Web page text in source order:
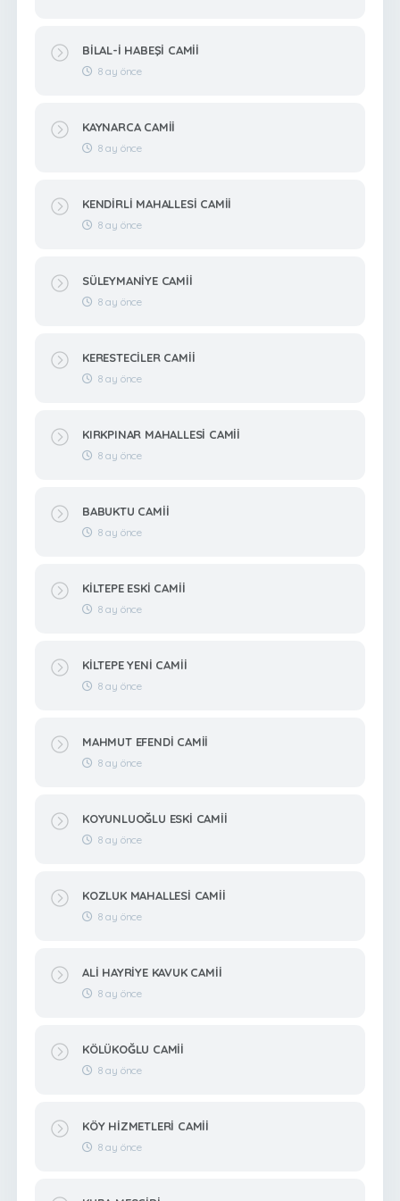
BİLAL-İ HABEŞİ CAMİİ
8 ay önce
KAYNARCA CAMİİ
8 ay önce
KENDİRLİ MAHALLESİ CAMİİ
8 ay önce
SÜLEYMANİYE CAMİİ
8 ay önce
KERESTECİLER CAMİİ
8 ay önce
KIRKPINAR MAHALLESİ CAMİİ
8 ay önce
BABUKTU CAMİİ
8 ay önce
KİLTEPE ESKİ CAMİİ
8 ay önce
KİLTEPE YENİ CAMİİ
8 ay önce
MAHMUT EFENDİ CAMİİ
8 ay önce
KOYUNLUOĞLU ESKİ CAMİİ
8 ay önce
KOZLUK MAHALLESİ CAMİİ
8 ay önce
ALİ HAYRİYE KAVUK CAMİİ
8 ay önce
KÖLÜKOĞLU CAMİİ
8 ay önce
KÖY HİZMETLERİ CAMİİ
8 ay önce